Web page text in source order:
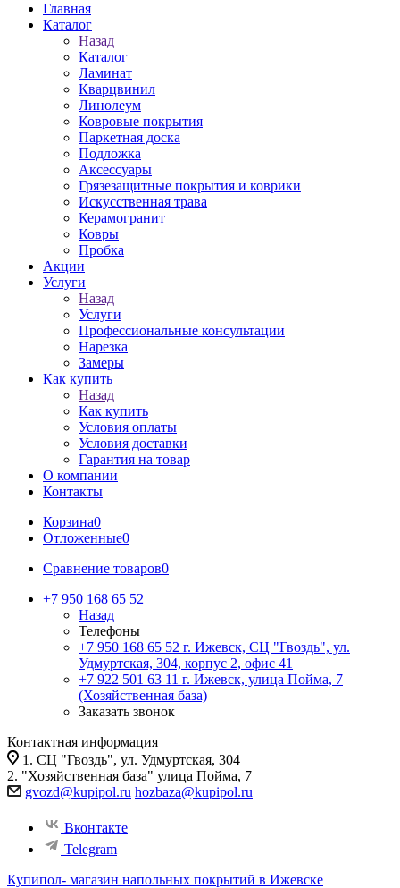
Главная
Каталог
Назад
Каталог
Ламинат
Кварцвинил
Линолеум
Ковровые покрытия
Паркетная доска
Подложка
Аксессуары
Грязезащитные покрытия и коврики
Искусственная трава
Керамогранит
Ковры
Пробка
Акции
Услуги
Назад
Услуги
Профессиональные консультации
Нарезка
Замеры
Как купить
Назад
Как купить
Условия оплаты
Условия доставки
Гарантия на товар
О компании
Контакты
Корзина0
Отложенные0
Сравнение товаров0
+7 950 168 65 52
Назад
Телефоны
+7 950 168 65 52 г. Ижевск, СЦ "Гвоздь", ул.
Удмуртская, 304, корпус 2, офис 41
+7 922 501 63 11 г. Ижевск, улица Пойма, 7
(Хозяйственная база)
Заказать звонок
Контактная информация
1. СЦ "Гвоздь", ул. Удмуртская, 304
2. "Хозяйственная база" улица Пойма, 7
gvozd@kupipol.ru hozbaza@kupipol.ru
Вконтакте
Telegram
Купипол- магазин напольных покрытий в Ижевске